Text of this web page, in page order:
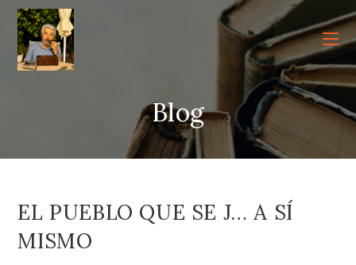
contenido
Blog
EL PUEBLO QUE SE J… A SÍ
MISMO